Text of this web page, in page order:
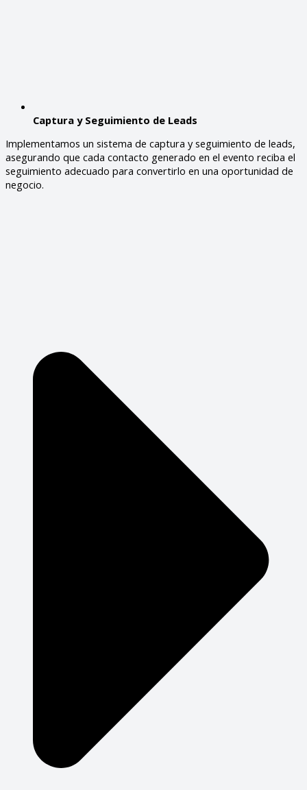
Captura y Seguimiento de Leads
Implementamos un sistema de captura y seguimiento de leads,
asegurando que cada contacto generado en el evento reciba el
seguimiento adecuado para convertirlo en una oportunidad de
negocio.